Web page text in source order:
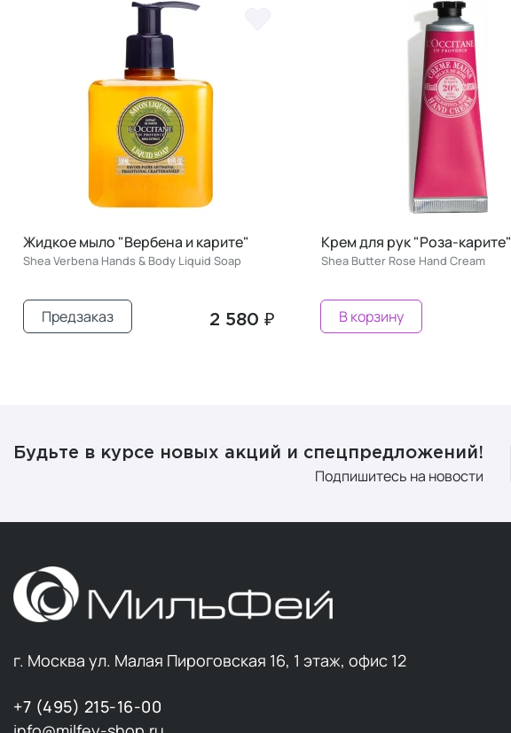
Жидкое мыло "Вербена и карите"
Shea Verbena Hands & Body Liquid Soap
2 580 ₽
Предзаказ
Крем для рук "Роза-карите"
Shea Butter Rose Hand Cream
В корзину
Будьте в курсе новых акций и спецпредложений!
Подпишитесь на новости
г. Москва ул. Малая Пироговская 16, 1 этаж, офис 12
+7 (495) 215-16-00